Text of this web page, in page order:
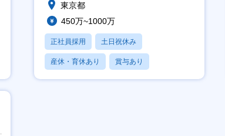
東京都
450万~1000万
正社員採用 土日祝休み
産休・育休あり 賞与あり
フレックス